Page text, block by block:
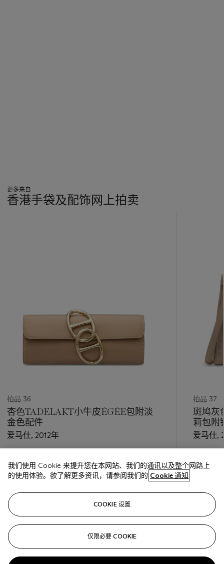
更多来自
香港手袋及配饰网上拍卖
拍品 36
杏色TADELAKT小牛皮ÉGÉE包附淡
金色配件
爱马仕, 2012年
HKD 20,000 - HKD 28,000
巳结束
拍品 37
斑鸠灰
莉包附
爱马仕,
HKD
巳结束
我们使用 Cookie 来提升您在本网站、我们的通讯以及整个网路上
的使用体验。欲了解更多资讯，请参阅我们的 Cookie 通知
COOKIE 设置
仅限必要 COOKIE